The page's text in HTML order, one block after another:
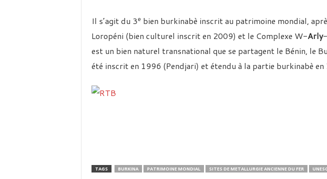
Il s’agit du 3e bien burkinabè inscrit au patrimoine mondial,
Loropéni (bien culturel inscrit en 2009) et le Complexe W-Arly
est un bien naturel transnational que se partagent le Bénin, le
été inscrit en 1996 (Pendjari) et étendu à la partie burkinabè en
TAGS BURKINA PATRIMOINE MONDIAL SITES DE METALLURGIE ANCIENNE DU FER